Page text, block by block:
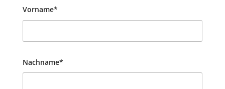
Vorname*
Nachname*